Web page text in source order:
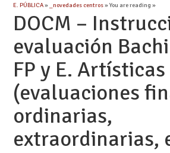
E. PÚBLICA» _novedades centros» You are reading »
DOCM –
evaluación
FP y E. Artísticas
(evaluaciones
ordinarias,
extraordinarias,